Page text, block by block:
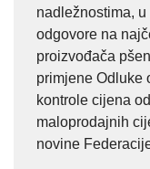
nadležnostima,
odgovore na
proizvođača
primjene Odluke
kontrole cijena
maloprodajnih
novine